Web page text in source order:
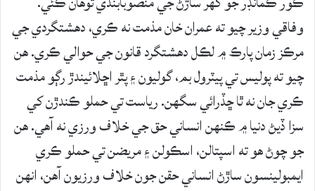
وفاقي وزير چيو ته عمران خان مذمت نه ڪري، دهشتگردي جي
مرڪز زمان پارڪ ۾ لڪل دهشتگرد قانون جي حوالي ڪري. هن
چيو ته پوليس تي پيٽرول بم، گوليون ۽ پٿر اڇلائيندڙ رڳو مذمت
ڪري جان نه ٿا ڇڏرائي سگهن. رياست تي حملو ڪندڙن کي
سزا ڏيڻ دنيا ۾ ڪنهن انساني حق جي خلاف ورزي نه آهي. هن
جو چوڻ هو ته اسپتالن، اسڪولن ۽ مريضن تي حملو ڪري
ايمبولينسون ساڙڻ انساني حقن جون خلاف ورزيون آهن، انهن